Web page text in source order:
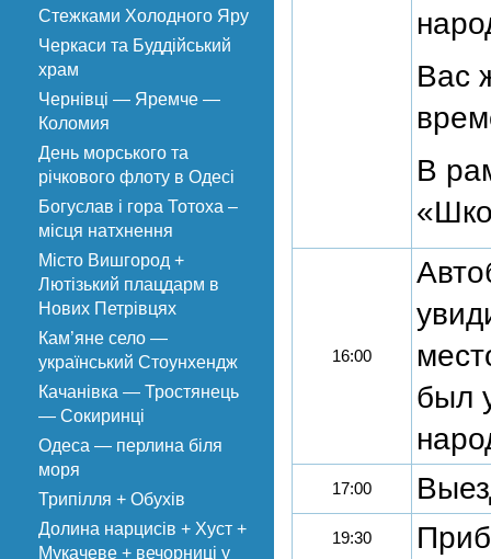
Стежками Холодного Яру
Черкаси та Буддійський
храм
Чернівці — Яремче —
Коломия
День морського та
річкового флоту в Одесі
Богуслав і гора Тотоха –
місця натхнення
Місто Вишгород +
Лютізький плацдарм в
Нових Петрівцях
Кам’яне село —
український Стоунхендж
Качанівка — Тростянець
— Сокиринці
Одеса — перлина біля
моря
Трипілля + Обухів
Долина нарцисів + Хуст +
Мукачеве + вечорниці у
Вас
В
16:00
был
17:00
19:30